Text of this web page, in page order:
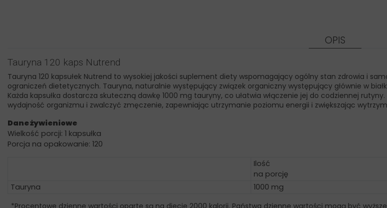
OPIS
Tauryna 120 kaps Nutrend
Tauryna 120 kapsułek Nutrend to wysokiej jakości suplement diety wspomagający ogólny stan zdrowia i
ograniczeń dietetycznych. Tauryna, naturalnie występujący związek organiczny występujący głównie w
Każda kapsułka dostarcza skuteczną dawkę 1000 mg tauryny, co ułatwia włączenie jej do codziennej
wydajność organizmu i zwalczyć zmęczenie, zapewniając utrzymanie poziomu energii i zwiększając
Dane żywieniowe
Wielkość porcji: 1 kapsułka
Porcja na opakowanie: 120
Ilość
na porcję
Tauryna
1000 mg